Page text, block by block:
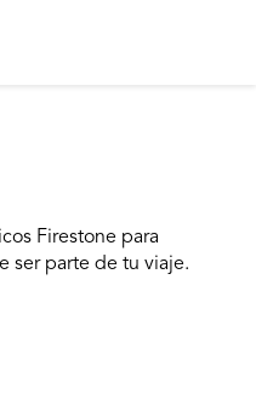
Firestone para
ser parte de tu viaje.